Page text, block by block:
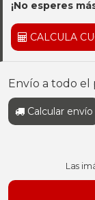
¡No esperes
CALCULA
Envío a todo el
Calcular envío
Las